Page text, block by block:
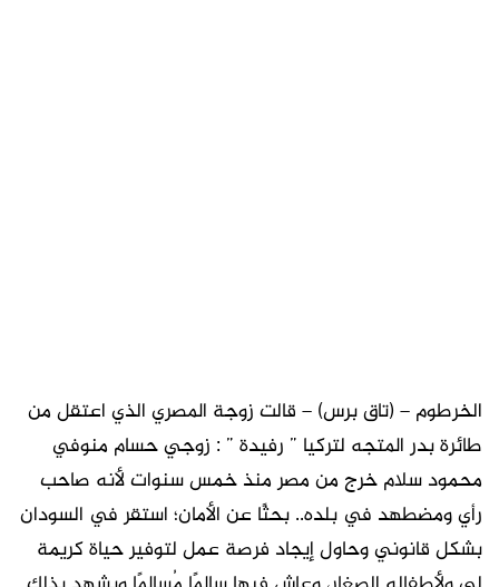
الخرطوم – (تاق برس) – قالت زوجة المصري الذي اعتقل من
طائرة بدر المتجه لتركيا ” رفيدة ” : زوجي حسام منوفي
محمود سلام خرج من مصر منذ خمس سنوات لأنه صاحب
رأي ومضطهد في بلده.. بحثًا عن الأمان؛ استقر في السودان
بشكل قانوني وحاول إيجاد فرصة عمل لتوفير حياة كريمة